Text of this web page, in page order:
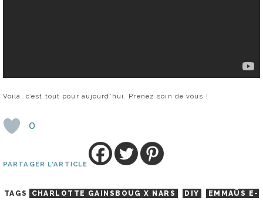
Voilà, c’est tout pour aujourd’hui. Prenez soin de vous !
0
PARTAGER L'ARTICLE
TAGS CHARLOTTE GAINSBOUG X NARS DIY
EMMAÜS E-